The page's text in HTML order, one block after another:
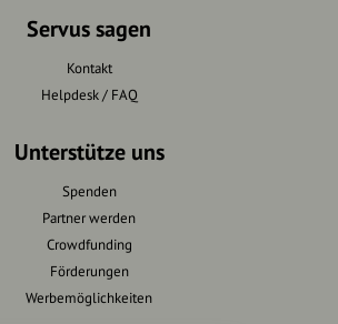
Servus sagen
Kontakt
Helpdesk / FAQ
Unterstütze uns
Spenden
Partner werden
Crowdfunding
Förderungen
Werbemöglichkeiten